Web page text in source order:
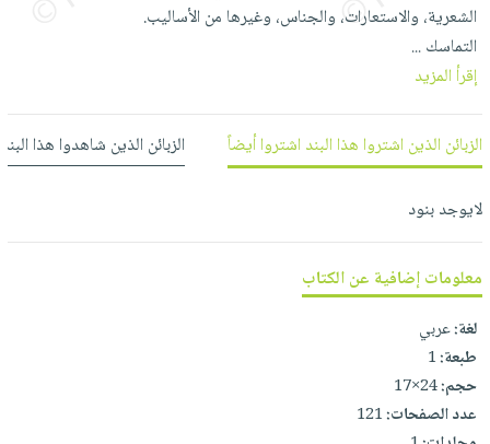
الحمية
والتغذية
المائدة
الأوعية
والتخزين
أدوات
المطبخ
العودة
للمدارس
اكسسوارات
كتب
اكسسوارات
اكسسوارات
مطرزات
حقائب
حلي
عناية
بالذات
بنود
مختارة
اشتراكات
الاشتراكات
القراءة
iKitab
بلا
بحث
متقدم
نيل
وفرات
عن
الشركة
سياسة
الشركة
حسابك
لائحة
الأمنيات
الشعرية، والاستعارات، والجناس، وغيرها من الأساليب.
التماسك...
إقرأ المزيد
الزبائن الذين اشتروا هذا البند اشتروا أيضاً الزبائن الذين شاهدوا هذا
لايوجد بنود
معلومات إضافية عن الكتاب
لغة:عربي
طبعة:1
حجم:24×17
عدد الصفحات:121